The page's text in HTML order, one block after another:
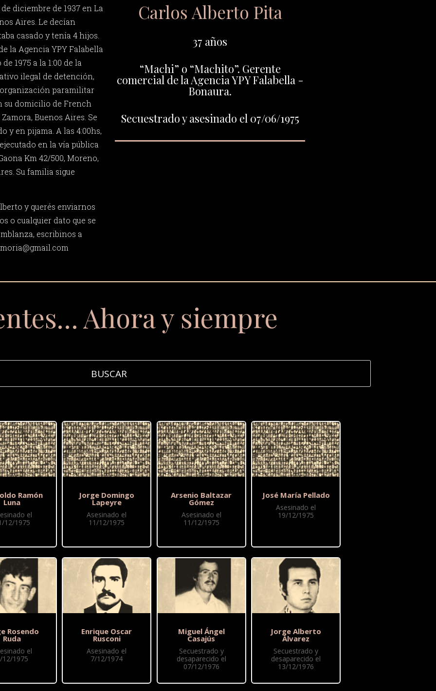
diciembre de 1937 en La
Aires. Le decían
casado y tenía 4 hijos.
la Agencia YPY Falabella
1975 a la 1:00 de la
ilegal de detención,
paramilitar
su domicilio de French
Buenos Aires. Se
y en pijama. A las 4:00hs,
en la vía pública
Km 42/500, Moreno,
Su familia sigue
y querés enviarnos
o cualquier dato que se
escribinos a
Carlos Alberto Pita
37 años
“Machi” o “Machito”. Gerente
comercial de la Agencia YPY Falabella -
Bonaura.
Secuestrado y asesinado el 07/06/1975
Ahora y siempre
Ramón
Luna
el
12/1975
Rosendo
Ruda
el
12/1975
Jorge Domingo
Lapeyre
Asesinado el
11/12/1975
Enrique Oscar
Rusconi
Asesinado el
7/12/1974
Arsenio Baltazar
Gómez
Asesinado el
11/12/1975
Miguel Ángel
Casajús
Secuestrado y
desaparecido el
07/12/1976
José María Pellado
Asesinado el
19/12/1975
Jorge Alberto
Álvarez
Secuestrado y
desaparecido el
13/12/1976